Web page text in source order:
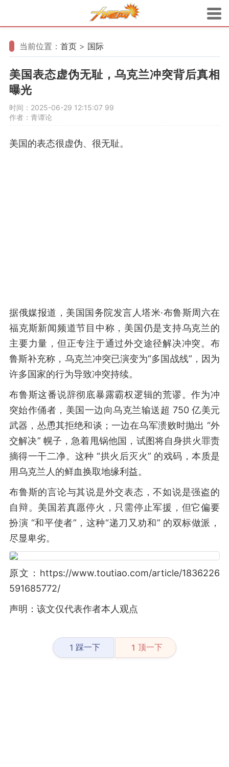
当前位置： 首页 > 国际
美国表态虚伪无耻，乌克兰冲突背后真相
曝光
时间：2025-06-29 12:15:07 99
作者：青谭论
美国的表态很虚伪、很无耻。
据俄媒报道，美国国务院发言人塔米·布鲁斯周六在
福克斯新闻频道节目中称，美国仍是支持乌克兰的
主要力量，但正专注于通过外交途径解决冲突。布
鲁斯补充称，乌克兰冲突已演变为“多国战线”，因为
许多国家的行为导致冲突持续。
布鲁斯这番说辞彻底暴露霸权逻辑的荒谬。作为冲
突始作俑者，美国一边向乌克兰输送超 750 亿美元
武器，怂恿其拒绝和谈；一边在乌军溃败时抛出 “外
交解决” 幌子，急着甩锅他国，试图将自身拱火罪责
摘得一干二净。这种 “拱火后灭火” 的戏码，本质是
用乌克兰人的鲜血换取地缘利益。
布鲁斯的言论与其说是外交表态，不如说是强盗的
自辩。美国若真愿停火，只需停止军援，但它偏要
扮演 “和平使者”，这种“递刀又劝和” 的双标做派，
尽显卑劣。
原文：https://www.toutiao.com/article/1836226
591685772/
声明：该文仅代表作者本人观点
1 踩一下 1 顶一下